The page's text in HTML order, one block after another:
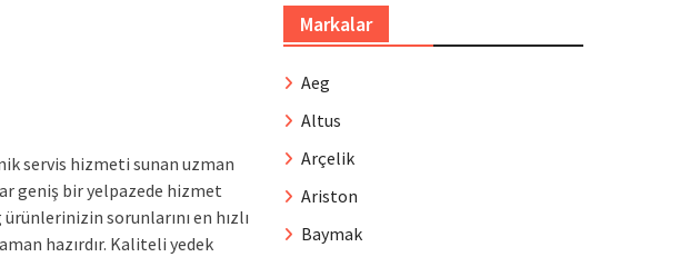
servis hizmeti sunan uzman
geniş bir yelpazede hizmet
sorunlarını en hızlı
hazırdır. Kaliteli yedek
Markalar
Aeg
Altus
Arçelik
Ariston
Baymak